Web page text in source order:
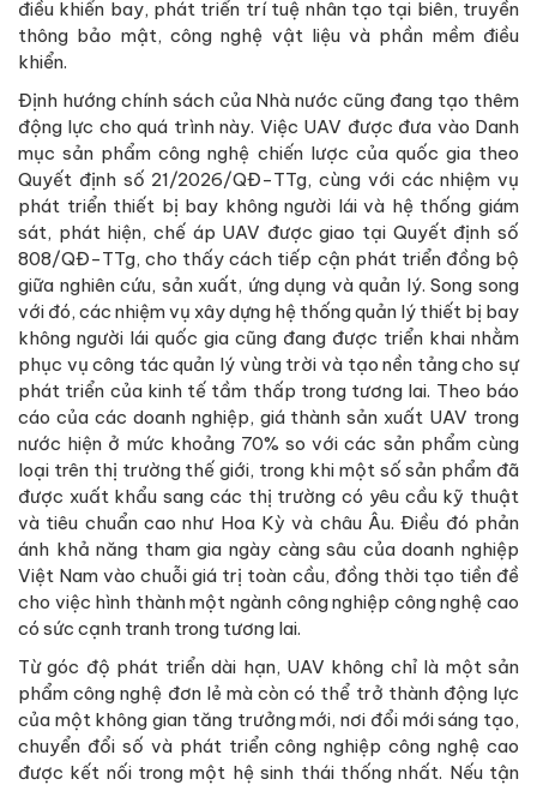
điều khiển bay, phát triển trí tuệ nhân tạo tại biên, truyền
thông bảo mật, công nghệ vật liệu và phần mềm điều
khiển.
Định hướng chính sách của Nhà nước cũng đang tạo thêm
động lực cho quá trình này. Việc UAV được đưa vào Danh
mục sản phẩm công nghệ chiến lược của quốc gia theo
Quyết định số 21/2026/QĐ-TTg, cùng với các nhiệm vụ
phát triển thiết bị bay không người lái và hệ thống giám
sát, phát hiện, chế áp UAV được giao tại Quyết định số
808/QĐ-TTg, cho thấy cách tiếp cận phát triển đồng bộ
giữa nghiên cứu, sản xuất, ứng dụng và quản lý. Song song
với đó, các nhiệm vụ xây dựng hệ thống quản lý thiết bị bay
không người lái quốc gia cũng đang được triển khai nhằm
phục vụ công tác quản lý vùng trời và tạo nền tảng cho sự
phát triển của kinh tế tầm thấp trong tương lai. Theo báo
cáo của các doanh nghiệp, giá thành sản xuất UAV trong
nước hiện ở mức khoảng 70% so với các sản phẩm cùng
loại trên thị trường thế giới, trong khi một số sản phẩm đã
được xuất khẩu sang các thị trường có yêu cầu kỹ thuật
và tiêu chuẩn cao như Hoa Kỳ và châu Âu. Điều đó phản
ánh khả năng tham gia ngày càng sâu của doanh nghiệp
Việt Nam vào chuỗi giá trị toàn cầu, đồng thời tạo tiền đề
cho việc hình thành một ngành công nghiệp công nghệ cao
có sức cạnh tranh trong tương lai.
Từ góc độ phát triển dài hạn, UAV không chỉ là một sản
phẩm công nghệ đơn lẻ mà còn có thể trở thành động lực
của một không gian tăng trưởng mới, nơi đổi mới sáng tạo,
chuyển đổi số và phát triển công nghiệp công nghệ cao
được kết nối trong một hệ sinh thái thống nhất. Nếu tận